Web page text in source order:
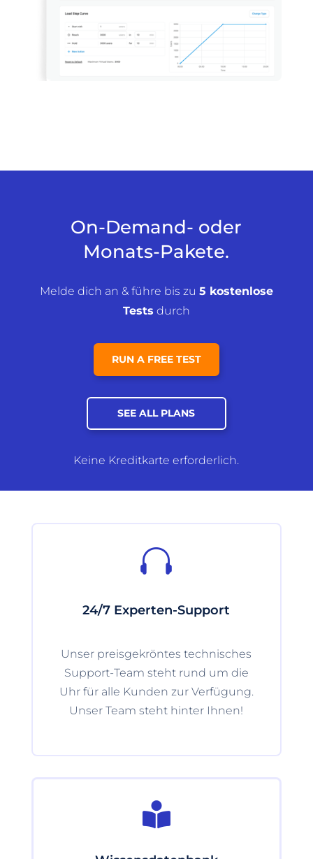
On-Demand- oder
Monats-Pakete.
Melde dich an & führe bis zu 5 kostenlose
Tests durch
RUN A FREE TEST
SEE ALL PLANS
Keine Kreditkarte erforderlich.

24/7 Experten-Support
Unser preisgekröntes technisches
Support-Team steht rund um die
Uhr für alle Kunden zur Verfügung.
Unser Team steht hinter Ihnen!
